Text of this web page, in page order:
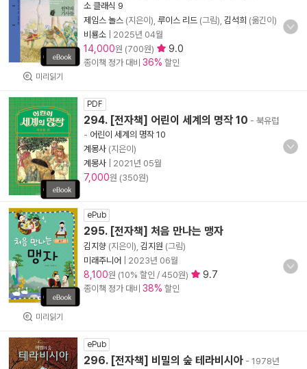
미리읽기
소 클래식 9
제임스 놀스 (지은이), 루이스 리드 (그림), 김석희 (옮긴이)
비룡소
2025년 04월
14,000원 (700원) 9.0
종이책 정가 대비 36% 할인
PDF
294. [전자책] 어린이 세계의 명작 10 - 북유럽
- 어린이 세계의 명작 10
계몽사 (지은이)
계몽사
2021년 05월
7,000원 (350원)
미리읽기
ePub
295. [전자책] 처음 만나는 맹자
김지향 (지은이), 김지원 (그림)
미래주니어
2023년 06월
8,100원 (10% 할인 / 450원) 9.7
종이책 정가 대비 38% 할인
ePub
296. [전자책] 비밀의 숲 테라비시아 - 1978년